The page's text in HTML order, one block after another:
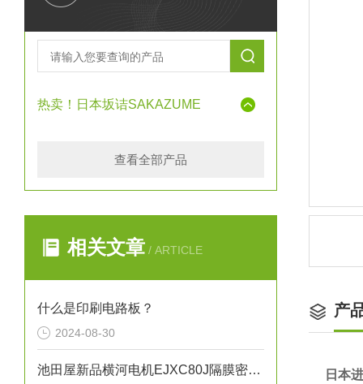
热卖！日本坂诘SAKAZUME
查看全部产品
相关文章 / ARTICLE
什么是印刷电路板？
2024-08-30
池田屋新品横河电机EJXC80J隔膜密封式差压变送器
产
日本